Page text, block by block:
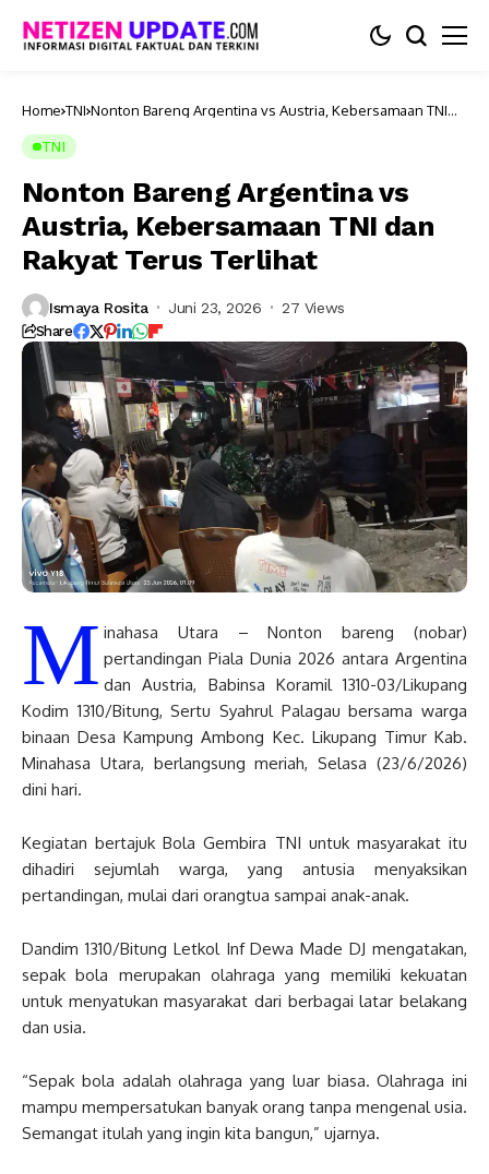
Home TNI Nonton Bareng Argentina vs Austria, Kebersamaan TNI
TNI
Nonton Bareng Argentina vs
Austria, Kebersamaan TNI dan
Rakyat Terus Terlihat
Ismaya Rosita Juni 23, 2026 27 Views
Share
M inahasa Utara – Nonton bareng (nobar)
pertandingan Piala Dunia 2026 antara Argentina
dan Austria, Babinsa Koramil 1310-03/Likupang
Kodim 1310/Bitung, Sertu Syahrul Palagau bersama warga
binaan Desa Kampung Ambong Kec. Likupang Timur Kab.
Minahasa Utara, berlangsung meriah, Selasa (23/6/2026)
dini hari.
Kegiatan bertajuk Bola Gembira TNI untuk masyarakat itu
dihadiri sejumlah warga, yang antusia menyaksikan
pertandingan, mulai dari orangtua sampai anak-anak.
Dandim 1310/Bitung Letkol Inf Dewa Made DJ mengatakan,
sepak bola merupakan olahraga yang memiliki kekuatan
untuk menyatukan masyarakat dari berbagai latar belakang
dan usia.
“Sepak bola adalah olahraga yang luar biasa. Olahraga ini
mampu mempersatukan banyak orang tanpa mengenal usia.
Semangat itulah yang ingin kita bangun,” ujarnya.